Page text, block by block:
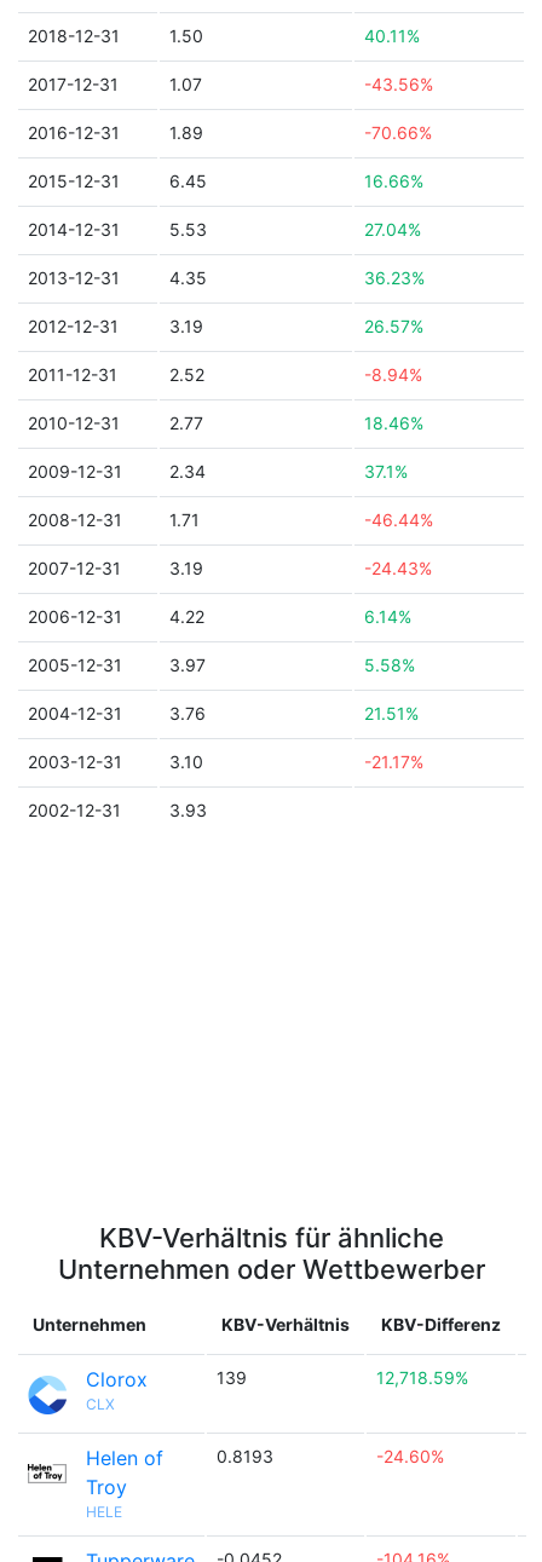
2018-12-31 1.50 40.11%
2017-12-31 1.07 -43.56%
2016-12-31 1.89 -70.66%
2015-12-31 6.45 16.66%
2014-12-31 5.53 27.04%
2013-12-31 4.35 36.23%
2012-12-31 3.19 26.57%
2011-12-31 2.52 -8.94%
2010-12-31 2.77 18.46%
2009-12-31 2.34 37.1%
2008-12-31 1.71 -46.44%
2007-12-31 3.19 -24.43%
2006-12-31 4.22 6.14%
2005-12-31 3.97 5.58%
2004-12-31 3.76 21.51%
2003-12-31 3.10 -21.17%
2002-12-31 3.93
KBV-Verhältnis für ähnliche
Unternehmen oder Wettbewerber
Unternehmen KBV-Verhältnis KBV-Differenz
Clorox
CLX
139 12,718.59%
Helen of
Troy
HELE
0.8193 -24.60%